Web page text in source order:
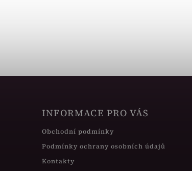
INFORMACE PRO VÁS
Obchodní podmínky
Podmínky ochrany osobních údajů
Kontakty